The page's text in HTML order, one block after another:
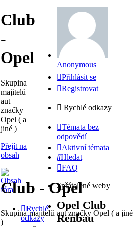
Club
-
Opel
Skupina
majitelů
aut
značky
Opel ( a
jiné )
Přejít na
obsah
Club - Opel
Skupina majitelů aut značky Opel ( a jiné
)
Rychlé
odkazy
Anonymous
Přihlásit se
Registrovat
Rychlé odkazy
Témata bez
odpovědí
Aktivní témata
Hledat
FAQ
Spřátelené weby
Opel Club
Renbau